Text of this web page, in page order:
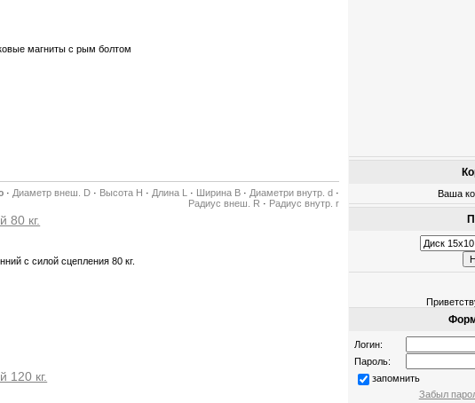
магниты с рым болтом
· Диаметр внеш. D · Высота H · Длина L · Ширина B · Диаметри внутр. d ·
Радиус внеш. R · Радиус внутр. r
80 кг.
с силой сцепления 80 кг.
120 кг.
Ваша
Логин:
Пароль:
запомнить
Забыл